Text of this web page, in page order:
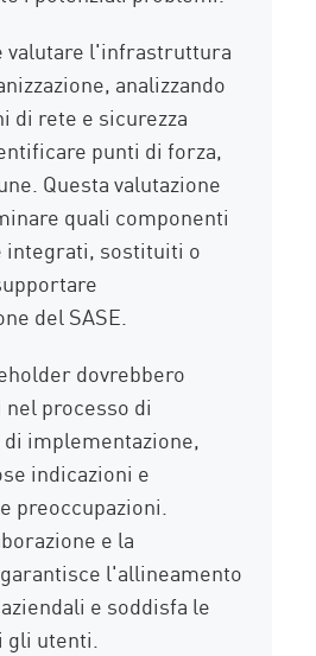
valutare l'infrastruttura
analizzando
di rete e sicurezza
punti di forza,
Questa valutazione
quali componenti
integrati, sostituiti o
del SASE.
dovrebbero
processo di
implementazione,
indicazioni e
preoccupazioni.
e la
l'allineamento
e soddisfa le
gli utenti.